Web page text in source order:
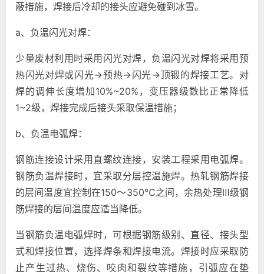
蔽措施，焊接后冷却的接头应避免碰到冰雪。
a、负温闪光对焊：
少量废材利用时采用闪光对焊，负温闪光对焊将采用预
热闪光对焊或闪光→预热→闪光→顶锻的焊接工艺。对
焊的调伸长度增加10%~20%，变压器级数比正常降低
1~2级，焊接完成后接头采取保温措施；
b、负温电弧焊：
钢筋连接设计采用直螺纹连接，安装工程采用电弧焊。
钢筋负温焊接时，宜采取分层控温施焊。热轧钢筋焊接
的层间温度宜控制在150～350℃之间，余热处理Ⅲ级钢
筋焊接的层间温度应适当降低。
当钢筋负温电弧焊时，可根据钢筋级别、直径、接头型
式和焊接位置，选择焊条和焊接电流。焊接时应采取防
止产生过热、烧伤、咬肉和裂纹等措施，引弧应在垫